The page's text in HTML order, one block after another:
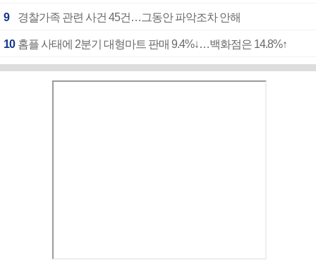
9 경찰가족 관련 사건 45건…그동안 파악조차 안해
10 홈플 사태에 2분기 대형마트 판매 9.4%↓…백화점은 14.8%↑